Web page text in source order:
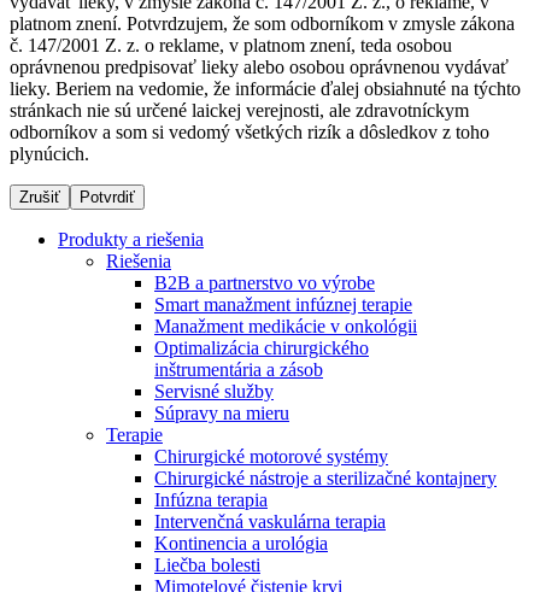
Produktový katalóg​
Objavte naše produkty. ​Navštívte produktový katalóg B.
Braun​ s našim kompletným produktovým portfóliom.​
Dialyzačné strediská
B. Braun Avitum poskytuje kvalitnú dialyzačnú starostlivosť
vo všetkých svojich strediskách na Slovensku. Viac
Nefrologické ambulancie
Zostaňte v dialógu s B. Braun. Kontaktujte nás.
platnom znení. Potvrdzujem, že som odborníkom v zmysle zákona
č. 147/2001 Z. z. o reklame, v platnom znení, teda osobou
oprávnenou predpisovať lieky alebo osobou oprávnenou vydávať
lieky. Beriem na vedomie, že informácie ďalej obsiahnuté na týchto
stránkach nie sú určené laickej verejnosti, ale zdravotníckym
odborníkov a som si vedomý všetkých rizík a dôsledkov z toho
plynúcich.
Zrušiť Potvrdiť
Produkty a riešenia
Riešenia
B2B a partnerstvo vo výrobe
Smart manažment infúznej terapie
Manažment medikácie v onkológii
Optimalizácia chirurgického
inštrumentária a zásob
Servisné služby
Súpravy na mieru
Terapie
Chirurgické motorové systémy
Chirurgické nástroje a sterilizačné kontajnery
Infúzna terapia
Intervenčná vaskulárna terapia
Kontinencia a urológia
Liečba bolesti
Mimotelové čistenie krvi